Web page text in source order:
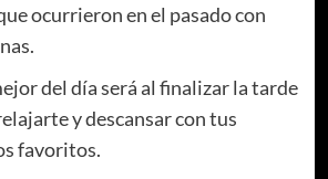
ocurrieron en el pasado con
del día será al finalizar la tarde
y descansar con tus
favoritos.